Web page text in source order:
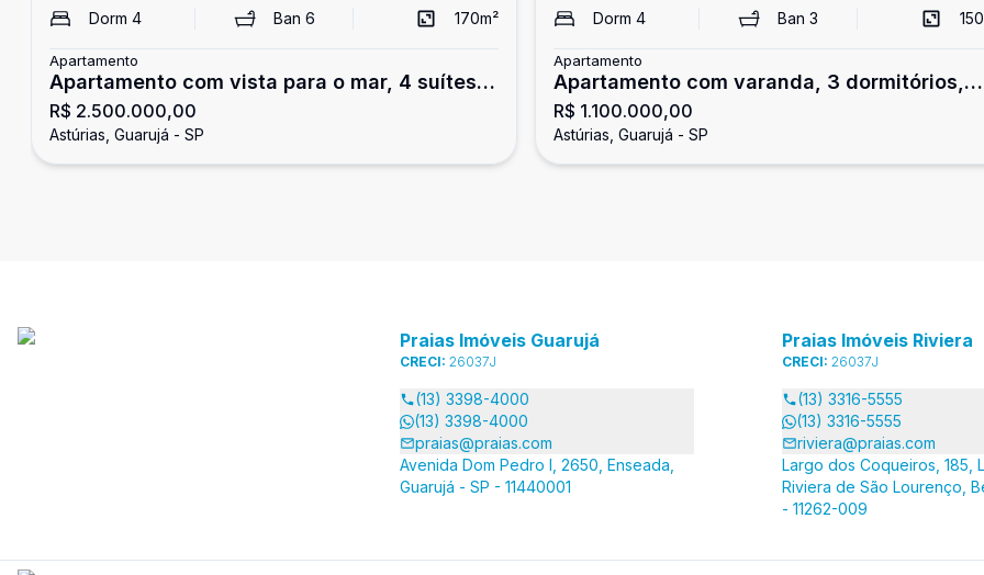
Dorm 4 Ban 6 170m²
Apartamento
Apartamento com vista para o mar, 4 suítes,
Astúrias
R$ 2.500.000,00
Astúrias, Guarujá - SP
Dorm 4 Ban 3 150
Apartamento
Apartamento com varanda, 3 dormitórios,
Astúrias, Guarujá
R$ 1.100.000,00
Astúrias, Guarujá - SP
Praias Imóveis Guarujá
CRECI: 26037J
(13) 3398-4000
(13) 3398-4000
praias@praias.com
Avenida Dom Pedro I, 2650, Enseada,
Guarujá - SP - 11440001
Praias Imóveis Riviera
CRECI: 26037J
(13) 3316-5555
(13) 3316-5555
riviera@praias.com
Largo dos Coqueiros, 185,
Riviera de São Lourenço,
- 11262-009